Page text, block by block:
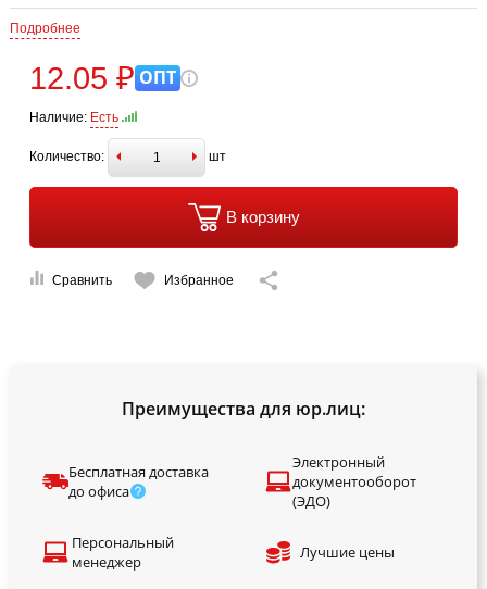
Подробнее
12.05 ₽ ОПТ
Наличие: Есть
Количество: шт
В корзину
Сравнить Избранное
Преимущества для юр.лиц:
Бесплатная доставка
до офиса
Электронный
документооборот
(ЭДО)
Персональный
менеджер
Лучшие цены